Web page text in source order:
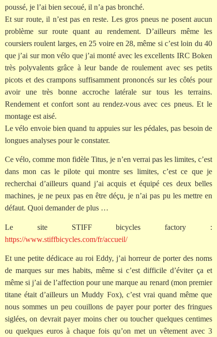
poussé, je l’ai bien secoué, il n’a pas bronché.
Et sur route, il n’est pas en reste. Les gros pneus ne posent aucun
problème sur route quant au rendement. D’ailleurs même les
coursiers roulent larges, en 25 voire en 28, même si c’est loin du 40
que j’ai sur mon vélo que j’ai monté avec les excellents IRC Boken
très polyvalents grâce à leur bande de roulement avec ses petits
picots et des crampons suffisamment prononcés sur les côtés pour
avoir une très bonne accroche latérale sur tous les terrains.
Rendement et confort sont au rendez-vous avec ces pneus. Et le
montage est aisé.
Le vélo envoie bien quand tu appuies sur les pédales, pas besoin de
longues analyses pour le constater.
Ce vélo, comme mon fidèle Titus, je n’en verrai pas les limites, c’est
dans mon cas le pilote qui montre ses limites, c’est ce que je
recherchai d’ailleurs quand j’ai acquis et équipé ces deux belles
machines, je ne peux pas en être déçu, je n’ai pas pu les mettre en
défaut. Quoi demander de plus …
Le site STIFF bicycles factory :
https://www.stiffbicycles.com/fr/accueil/
Et une petite dédicace au roi Eddy, j’ai horreur de porter des noms
de marques sur mes habits, même si c’est difficile d’éviter ça et
même si j’ai de l’affection pour une marque au renard (mon premier
titane était d’ailleurs un Muddy Fox), c’est vrai quand même que
nous sommes un peu couillons de payer pour porter des fringues
siglées, on devrait payer moins cher ou toucher quelques centimes
ou quelques euros à chaque fois qu’on met un vêtement avec 3